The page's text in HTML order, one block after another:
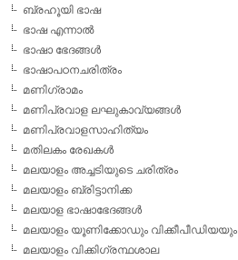
ബ്രഹൂയി ഭാഷ
ഭാഷ എന്നാല്‍
ഭാഷാ ഭേദങ്ങള്‍
ഭാഷാപഠനചരിത്രം
മണിഗ്രാമം
മണിപ്രവാള ലഘുകാവ്യങ്ങള്‍
മണിപ്രവാളസാഹിത്യം
മതിലകം രേഖകള്‍
മലയാളം അച്ചടിയുടെ ചരിത്രം
മലയാളം ബ്രിട്ടാനിക്ക
മലയാള ഭാഷാഭേദങ്ങള്‍
മലയാളം യൂണിക്കോഡും വിക്കീപീഡിയയും
മലയാളം വിക്കിഗ്രന്ഥശാല